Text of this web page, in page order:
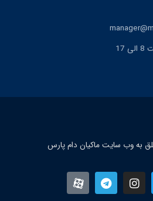
به وب سایت ماکیان دام پارس